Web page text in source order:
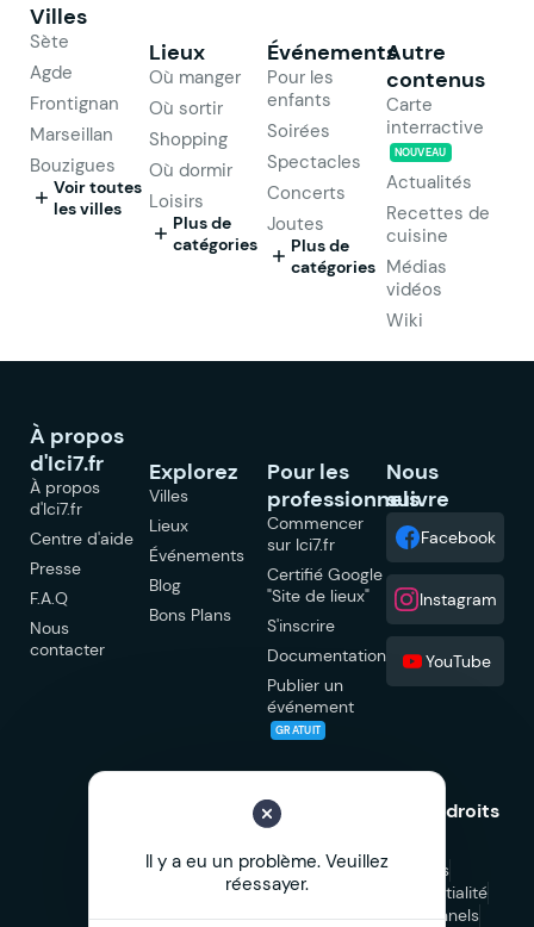
Villes
Sète
Agde
Frontignan
Marseillan
Bouzigues
Voir toutes
les villes
Lieux
Où manger
Où sortir
Shopping
Où dormir
Loisirs
Plus de
catégories
Événements
Pour les
enfants
Soirées
Spectacles
Concerts
Joutes
Plus de
catégories
Autre
contenus
Carte
interractive
NOUVEAU
Actualités
Recettes de
cuisine
Médias
vidéos
Wiki
À propos
d'Ici7.fr
À propos
d'Ici7.fr
Centre d'aide
Presse
F.A.Q
Nous
contacter
Explorez
Villes
Lieux
Événements
Blog
Bons Plans
Pour les
professionnels
Commencer
sur Ici7.fr
Certifié Google
"Site de lieux"
S'inscrire
Documentation
Publier un
événement
GRATUIT
Nous
suivre
Facebook
Instagram
YouTube
© 2026 Ici7.fr Tous droits
Mentions légales
Politique de confidentialité
CGUCGV Professionnels
Il y a eu un problème. Veuillez
réessayer.